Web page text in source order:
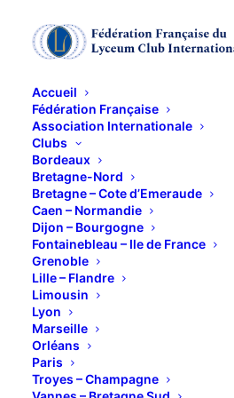
Accueil
Fédération Française
Association Internationale
Clubs
Bordeaux
Bretagne-Nord
Bretagne – Cote d’Emeraude
Caen – Normandie
Dijon – Bourgogne
Fontainebleau – Ile de France
Grenoble
Lille – Flandre
Limousin
Lyon
Marseille
Orléans
Paris
Troyes – Champagne
Programme
Juin
Ce contenu est protégé par un
le voir, veuillez saisir votre mot